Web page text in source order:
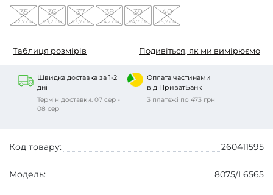
35
22,7 см
36
23,2 см
37
23,7 см
38
24,2 см
39
24,7 см
40
25,2 см
Таблиця розмірів Подивіться, як ми вимірюємо
Швидка доставка за 1-2
дні
Термін доставки: 07 сер -
08 сер
Оплата частинами
від ПриватБанк
3 платежі по 473 грн
Код товару: 260411595
Модель: 8075/L6565